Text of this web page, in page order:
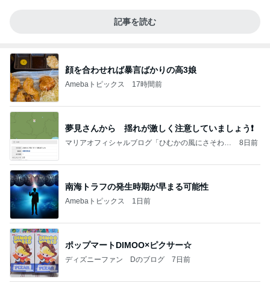
記事を読む
顔を合わせれば暴言ばかりの高3娘
Amebaトピックス 17時間前
夢見さんから 揺れが激しく注意していましょう❗️
マリアオフィシャルブログ「ひむかの風にさそわれ
8日前
南海トラフの発生時期が早まる可能性
Amebaトピックス 1日前
ポップマートDIMOO×ピクサー☆
ディズニーファン Dのブログ 7日前